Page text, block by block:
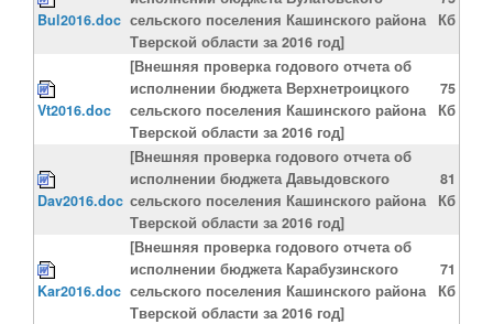
Bul2016.doc сельского поселения Кашинского района
Тверской области за 2016 год]
Кб
Vt2016.doc
[Внешняя проверка годового отчета об
исполнении бюджета Верхнетроицкого
сельского поселения Кашинского района
Тверской области за 2016 год]
75
Кб
Dav2016.doc
[Внешняя проверка годового отчета об
исполнении бюджета Давыдовского
сельского поселения Кашинского района
Тверской области за 2016 год]
81
Кб
Kar2016.doc
[Внешняя проверка годового отчета об
исполнении бюджета Карабузинского
сельского поселения Кашинского района
Тверской области за 2016 год]
71
Кб